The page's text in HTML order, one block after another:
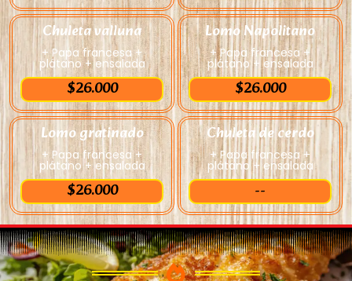
Chuleta valluna
+ Papa francesa +
plátano + ensalada
$26.000
Lomo Napolitano
+ Papa francesa +
plátano + ensalada
$26.000
Lomo gratinado
+ Papa francesa +
plátano + ensalada
$26.000
Chuleta de cerdo
+ Papa francesa +
plátano + ensalada
--